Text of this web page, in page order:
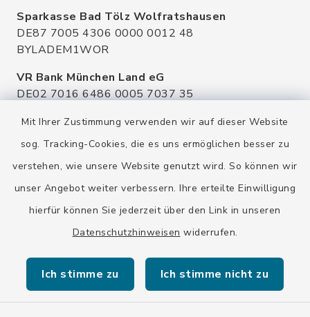
Mit Ihrer Zustimmung verwenden wir auf dieser Website
sog. Tracking-Cookies, die es uns ermöglichen besser zu
verstehen, wie unsere Website genutzt wird. So können wir
unser Angebot weiter verbessern. Ihre erteilte Einwilligung
hierfür können Sie jederzeit über den Link in unseren
Datenschutzhinweisen widerrufen.
Ich stimme zu Ich stimme nicht zu
Sparkasse Bad Tölz Wolfratshausen
DE87 7005 4306 0000 0012 48
BYLADEM1WOR
VR Bank München Land eG
DE02 7016 6486 0005 7037 35
Raiffeisenbank Isar Loisachtal eG
DE92 7016 9543 0001 0005 00
GENODEF1HHS
HypoVereinsbank
DE20 7002 0270 3630 1010 09
HYVEDEMMXXX